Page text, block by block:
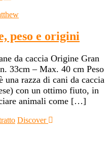
peso e origini
da caccia Origine Gran
33cm – Max. 40 cm Peso
una razza di cani da caccia
con un ottimo fiuto, in
animali come […]
Discover